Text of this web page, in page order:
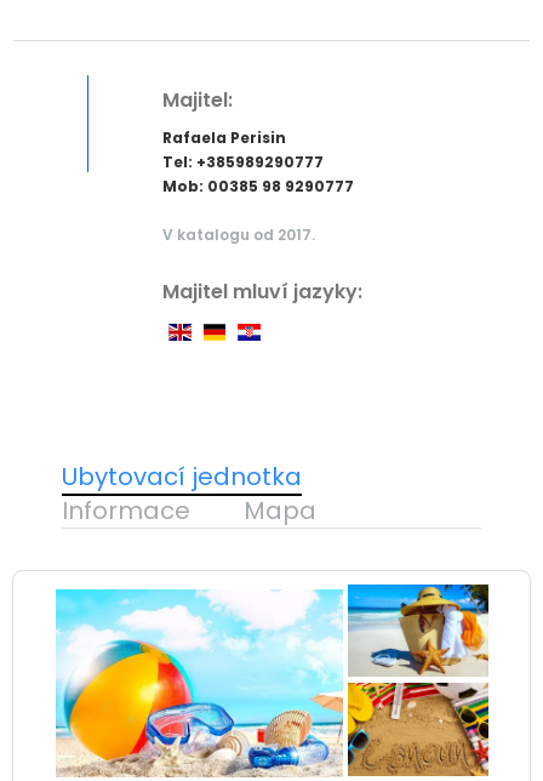
Majitel:
Rafaela Perisin
Tel: +385989290777
Mob: 00385 98 9290777
V katalogu od 2017.
Majitel mluví jazyky:
Ubytovací jednotka
Informace
Mapa